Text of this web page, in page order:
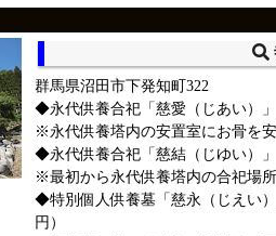
群馬県沼田市下発知町322
◆永代供養合祀「慈愛（じあい）
※永代供養塔内の安置室にお骨を
◆永代供養合祀「慈結（じゆい）」
※最初から永代供養塔内の合祀場
◆特別個人供養墓「慈永（じえい
円）